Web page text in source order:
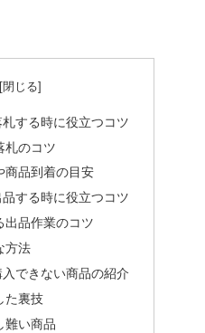
する時に役立つコツ
札のコツ
商品到着の目安
する時に役立つコツ
出品作業のコツ
方法
できない商品の紹介
た裏技
難い商品